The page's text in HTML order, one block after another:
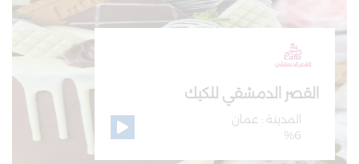
القصر الدمشقي للكيك
المدينة : عمان
%6